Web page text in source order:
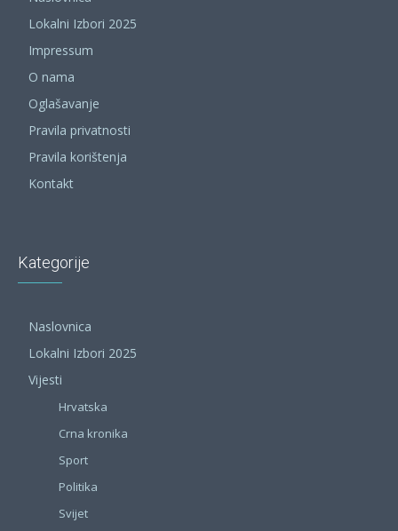
Lokalni Izbori 2025
Impressum
O nama
Oglašavanje
Pravila privatnosti
Pravila korištenja
Kontakt
Kategorije
Naslovnica
Lokalni Izbori 2025
Vijesti
Hrvatska
Crna kronika
Sport
Politika
Svijet